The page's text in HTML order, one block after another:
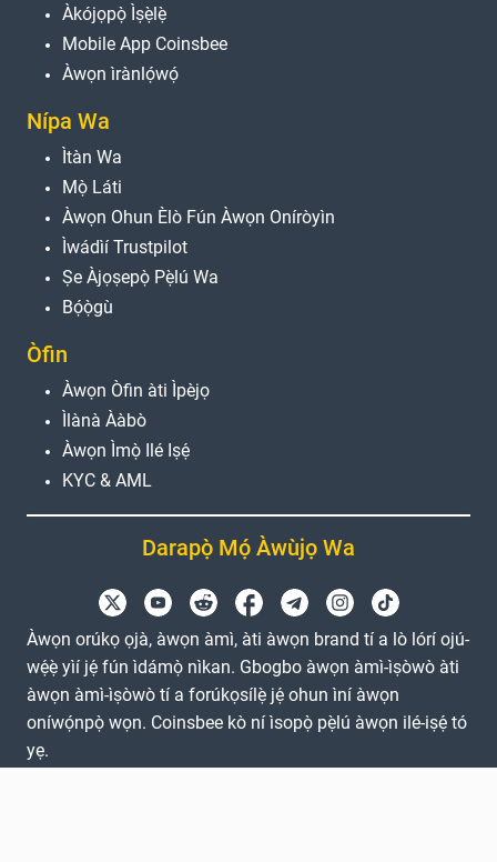
Àkójọpọ̀ Ìṣẹ̀lẹ̀
Mobile App Coinsbee
Àwọn ìrànlọ́wọ́
Nípa Wa
Ìtàn Wa
Mọ̀ Láti
Àwọn Ohun Èlò Fún Àwọn Oníròyìn
Ìwádìí Trustpilot
Ṣe Àjọṣepọ̀ Pẹ̀lú Wa
Bọ́ọ̀gù
Òfin
Àwọn Òfin àti Ìpèjọ
Ìlànà Ààbò
Àwọn Ìmọ̀ Ilé Iṣẹ́
KYC & AML
Darapọ̀ Mọ́ Àwùjọ Wa
Àwọn orúkọ ọjà, àwọn àmì, àti àwọn brand tí a lò lórí ojú-
wẹ́ẹ̀ yìí jẹ́ fún ìdámọ̀ nìkan. Gbogbo àwọn àmì-ìṣòwò àti
àwọn àmì-ìṣòwò tí a forúkọsílẹ̀ jẹ́ ohun ìní àwọn
oníwọ́npọ̀ wọn. Coinsbee kò ní ìsopọ̀ pẹ̀lú àwọn ilé-iṣẹ́ tó
yẹ.